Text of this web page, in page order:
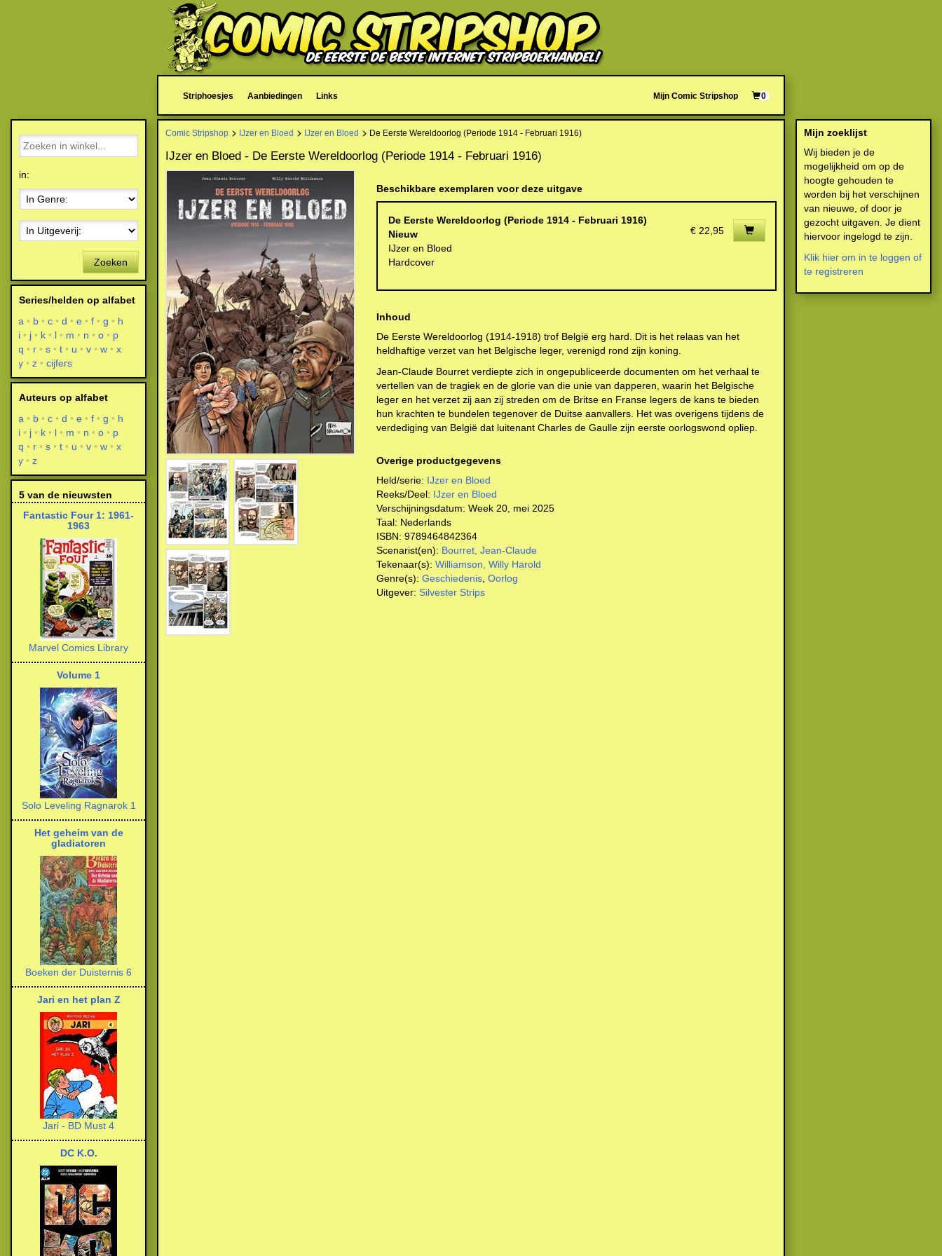
Striphoesjes Aanbiedingen Links Mijn Comic Stripshop 0
Comic Stripshop IJzer en Bloed IJzer en Bloed De Eerste Wereldoorlog (Periode 1914 - Februari 1916)
IJzer en Bloed - De Eerste Wereldoorlog (Periode 1914 - Februari 1916)
Beschikbare exemplaren voor deze uitgave
De Eerste Wereldoorlog (Periode 1914 - Februari 1916)
Nieuw
IJzer en Bloed
Hardcover
€ 22,95
Inhoud
De Eerste Wereldoorlog (1914-1918) trof België erg hard. Dit is het relaas van het
heldhaftige verzet van het Belgische leger, verenigd rond zijn koning.
Jean-Claude Bourret verdiepte zich in ongepubliceerde documenten om het verhaal te
vertellen van de tragiek en de glorie van die unie van dapperen, waarin het Belgische
leger en het verzet zij aan zij streden om de Britse en Franse legers de kans te bieden
hun krachten te bundelen tegenover de Duitse aanvallers. Het was overigens tijdens de
verdediging van België dat luitenant Charles de Gaulle zijn eerste oorlogswond opliep.
Overige productgegevens
Held/serie: IJzer en Bloed
Reeks/Deel: IJzer en Bloed
Verschijningsdatum: Week 20, mei 2025
Taal: Nederlands
ISBN: 9789464842364
Scenarist(en): Bourret, Jean-Claude
Tekenaar(s): Williamson, Willy Harold
Genre(s): Geschiedenis, Oorlog
Uitgever: Silvester Strips
Mijn zoeklijst
Wij bieden je de
mogelijkheid om op de
hoogte gehouden te
worden bij het verschijnen
van nieuwe, of door je
gezocht uitgaven. Je dient
hiervoor ingelogd te zijn.
Klik hier om in te loggen of
te registreren
in:
Zoeken
Series/helden op alfabet
a
b c d e f g
h
i
j k l m n o
p
q
r s t u v w
x
y
z cijfers
Auteurs op alfabet
a
b c d e f g
h
i
j k l m n o
p
q
r s t u v w
x
y
z
5 van de nieuwsten
Fantastic Four 1: 1961-
1963
Marvel Comics Library
Volume 1
Solo Leveling Ragnarok 1
Het geheim van de
gladiatoren
Boeken der Duisternis 6
Jari en het plan Z
Jari - BD Must 4
DC K.O.